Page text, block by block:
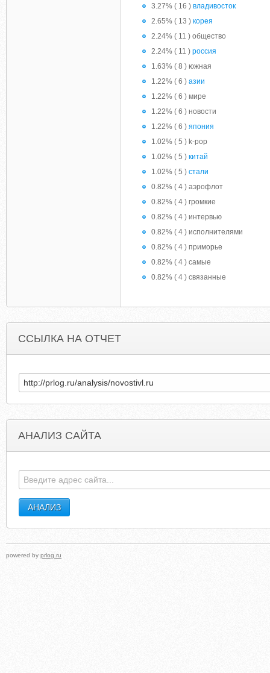
3.27% ( 16 ) владивосток
2.65% ( 13 ) корея
2.24% ( 11 ) общество
2.24% ( 11 ) россия
1.63% ( 8 ) южная
1.22% ( 6 ) азии
1.22% ( 6 ) мире
1.22% ( 6 ) новости
1.22% ( 6 ) япония
1.02% ( 5 ) k-pop
1.02% ( 5 ) китай
1.02% ( 5 ) стали
0.82% ( 4 ) аэрофлот
0.82% ( 4 ) громкие
0.82% ( 4 ) интервью
0.82% ( 4 ) исполнителями
0.82% ( 4 ) приморье
0.82% ( 4 ) самые
0.82% ( 4 ) связанные
ССЫЛКА НА ОТЧЕТ
АНАЛИЗ САЙТА
powered by prlog.ru